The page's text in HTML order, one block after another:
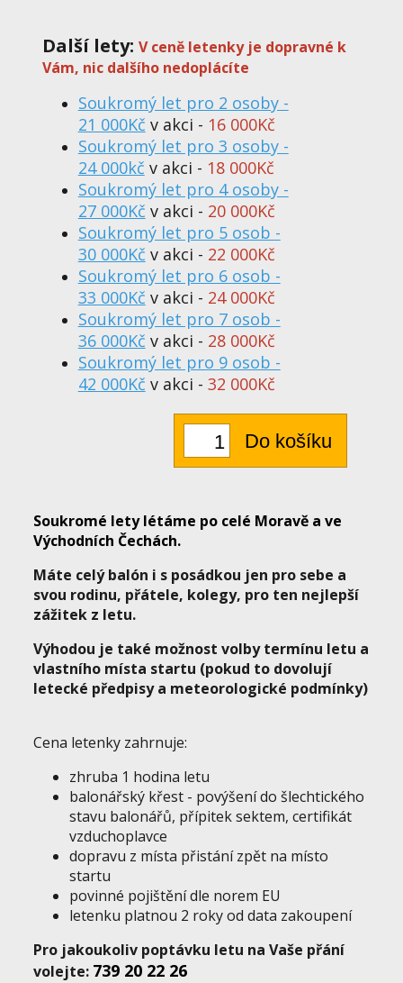
Další lety: V ceně letenky je dopravné k
Vám, nic dalšího nedoplácíte
Soukromý let pro 2 osoby -
21 000Kč v akci - 16 000Kč
Soukromý let pro 3 osoby -
24 000kč v akci - 18 000Kč
Soukromý let pro 4 osoby -
27 000Kč v akci - 20 000Kč
Soukromý let pro 5 osob -
30 000Kč v akci - 22 000Kč
Soukromý let pro 6 osob -
33 000Kč v akci - 24 000Kč
Soukromý let pro 7 osob -
36 000Kč v akci - 28 000Kč
Soukromý let pro 9 osob -
42 000Kč v akci - 32 000Kč
Soukromé lety létáme po celé Moravě a ve
Východních Čechách.
Máte celý balón i s posádkou jen pro sebe a
svou rodinu, přátele, kolegy, pro ten nejlepší
zážitek z letu.
Výhodou je také možnost volby termínu letu a
vlastního místa startu (pokud to dovolují
letecké předpisy a meteorologické podmínky)
Cena letenky zahrnuje:
zhruba 1 hodina letu
balonářský křest - povýšení do šlechtického
stavu balonářů, přípitek sektem, certifikát
vzduchoplavce
dopravu z místa přistání zpět na místo
startu
povinné pojištění dle norem EU
letenku platnou 2 roky od data zakoupení
Pro jakoukoliv poptávku letu na Vaše přání
volejte: 739 20 22 26